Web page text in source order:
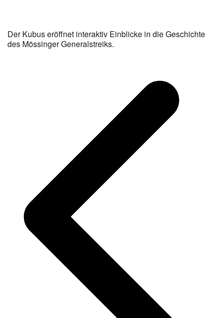
Der Kubus eröffnet interaktiv Einblicke in die Geschichte
des Mössinger Generalstreiks.